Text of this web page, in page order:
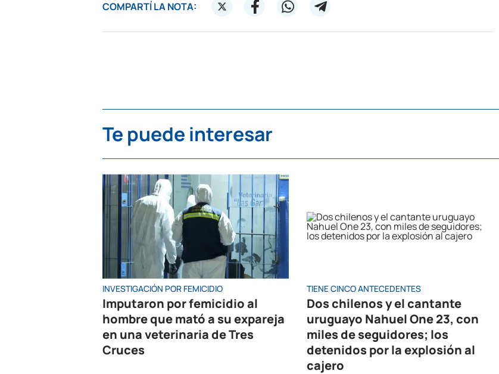
COMPARTÍ LA NOTA:
Te puede interesar
INVESTIGACIÓN POR FEMICIDIO
Imputaron por femicidio al
hombre que mató a su expareja
en una veterinaria de Tres
Cruces
TIENE CINCO ANTECEDENTES
Dos chilenos y el cantante
uruguayo Nahuel One 23, con
miles de seguidores; los
detenidos por la explosión al
cajero